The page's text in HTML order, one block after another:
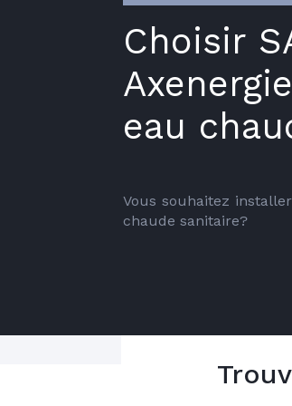
Choisir
eau
Vous souhaitez
chaude sanitaire?